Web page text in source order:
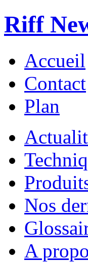
Riff
Accueil
Contact
Plan
Nos
A